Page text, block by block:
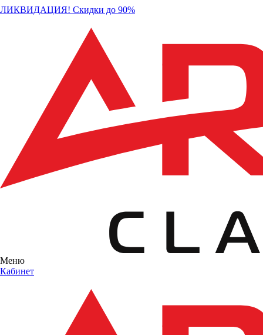
ЛИКВИДАЦИЯ! Скидки до 90%
Меню
Кабинет